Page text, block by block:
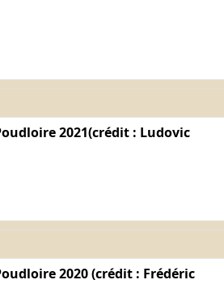
2021(crédit : Ludovic
2020 (crédit : Frédéric